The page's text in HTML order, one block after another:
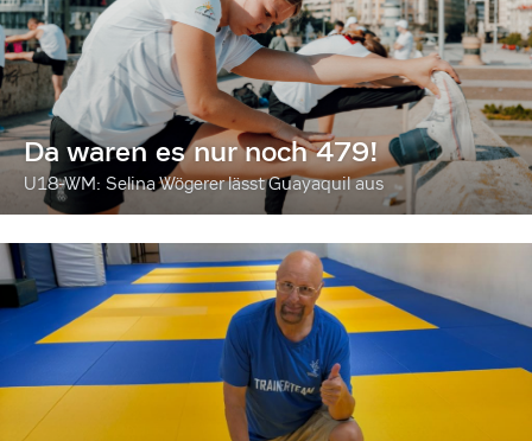
Da waren es nur noch 479!
U18-WM: Selina Wögerer lässt Guayaquil aus